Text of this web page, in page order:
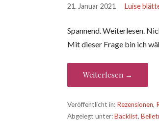
21. Januar 2021 Luise
Spannend. Weiterlesen.
Mit dieser Frage bin ich
Weiterlesen →
Veröffentlicht in: Rezensionen,
Abgelegt unter:Backlist,